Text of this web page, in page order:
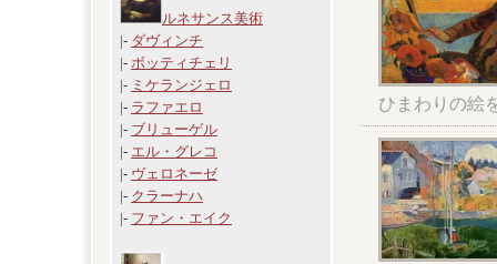
ルネサンス美術
|- ダヴィンチ
|- ボッティチェリ
|- ミケランジェロ
|- ラファエロ
|- ブリューゲル
|- エル・グレコ
|- ヴェロネーゼ
|- クラーナハ
|- ファン・エイク
ひまわりの絵